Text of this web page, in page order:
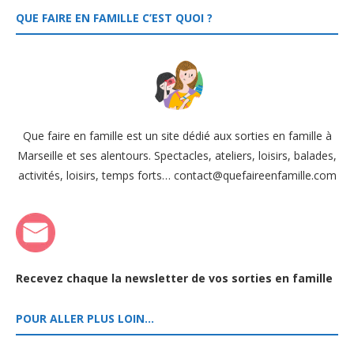
QUE FAIRE EN FAMILLE C’EST QUOI ?
Que faire en famille est un site dédié aux sorties en famille à
Marseille et ses alentours. Spectacles, ateliers, loisirs, balades,
activités, loisirs, temps forts… contact@quefaireenfamille.com
Recevez chaque la newsletter de vos sorties en famille
POUR ALLER PLUS LOIN…